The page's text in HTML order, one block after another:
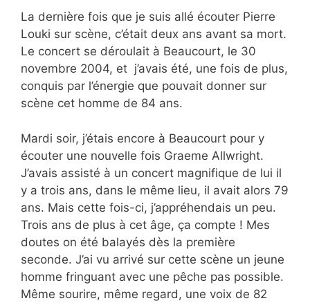
La dernière fois que je suis allé écouter Pierre
Louki sur scène, c’était deux ans avant sa mort.
Le concert se déroulait à Beaucourt, le 30
novembre 2004, et j’avais été, une fois de plus,
conquis par l’énergie que pouvait donner sur
scène cet homme de 84 ans.
Mardi soir, j’étais encore à Beaucourt pour y
écouter une nouvelle fois Graeme Allwright.
J’avais assisté à un concert magnifique de lui il
y a trois ans, dans le même lieu, il avait alors 79
ans. Mais cette fois-ci, j’appréhendais un peu.
Trois ans de plus à cet âge, ça compte ! Mes
doutes on été balayés dès la première
seconde. J’ai vu arrivé sur cette scène un jeune
homme fringuant avec une pêche pas possible.
Même sourire, même regard, une voix de 82